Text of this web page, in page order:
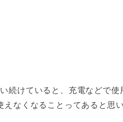
続けていると、充電などで
えなくなることってあると思